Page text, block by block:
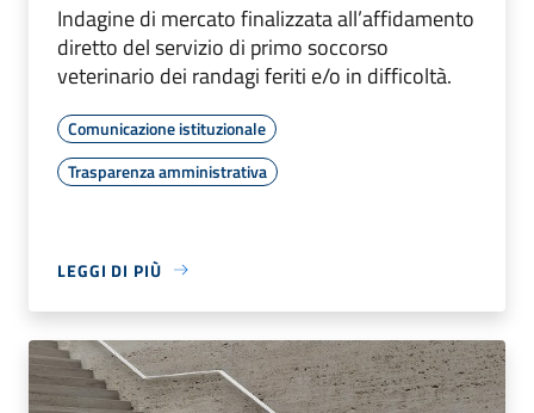
Indagine di mercato finalizzata all’affidamento
diretto del servizio di primo soccorso
veterinario dei randagi feriti e/o in difficoltà.
Comunicazione istituzionale
Trasparenza amministrativa
LEGGI DI PIÙ